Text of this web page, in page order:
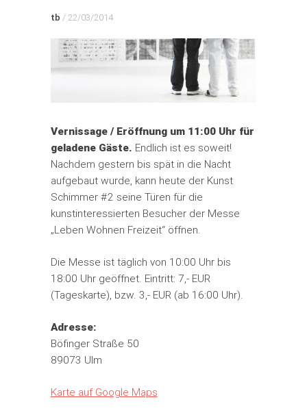
tb / 22/03/2014
Vernissage / Eröffnung um 11:00 Uhr für
geladene Gäste. Endlich ist es soweit!
Nachdem gestern bis spät in die Nacht
aufgebaut wurde, kann heute der Kunst
Schimmer #2 seine Türen für die
kunstinteressierten Besucher der Messe
„Leben Wohnen Freizeit“ öffnen.
Die Messe ist täglich von 10:00 Uhr bis
18:00 Uhr geöffnet. Eintritt: 7,- EUR
(Tageskarte), bzw. 3,- EUR (ab 16:00 Uhr).
Adresse:
Böfinger Straße 50
89073 Ulm
Karte auf Google Maps